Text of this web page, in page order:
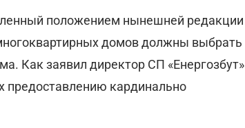
положением нынешней редакции
домов должны выбрать
Как заявил директор СП «Енергозбут»
предоставлению кардинально